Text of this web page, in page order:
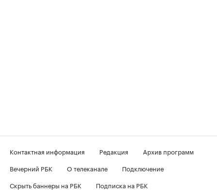
Контактная информация Редакция
Архив программ
Вечерний РБК
О телеканале
Подключение
Скрыть баннеры на РБК
Подписка на РБК